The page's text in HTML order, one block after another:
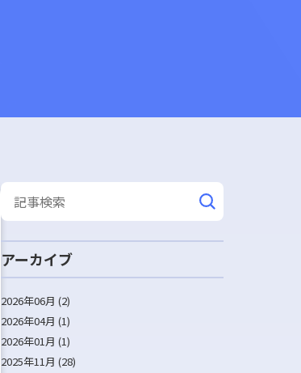
アーカイブ
2026年06月 (2)
2026年04月 (1)
2026年01月 (1)
2025年11月 (28)